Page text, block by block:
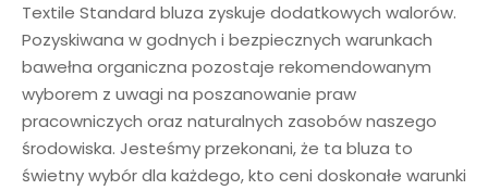
Textile Standard bluza zyskuje dodatkowych walorów.
Pozyskiwana w godnych i bezpiecznych warunkach
bawełna organiczna pozostaje rekomendowanym
wyborem z uwagi na poszanowanie praw
pracowniczych oraz naturalnych zasobów naszego
środowiska. Jesteśmy przekonani, że ta bluza to
świetny wybór dla każdego, kto ceni doskonałe warunki